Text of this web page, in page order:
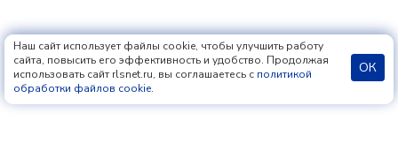
Наш сайт использует файлы cookie, чтобы улучшить работу
сайта, повысить его эффективность и удобство. Продолжая
использовать сайт rlsnet.ru, вы соглашаетесь с политикой
обработки файлов cookie.
ОК